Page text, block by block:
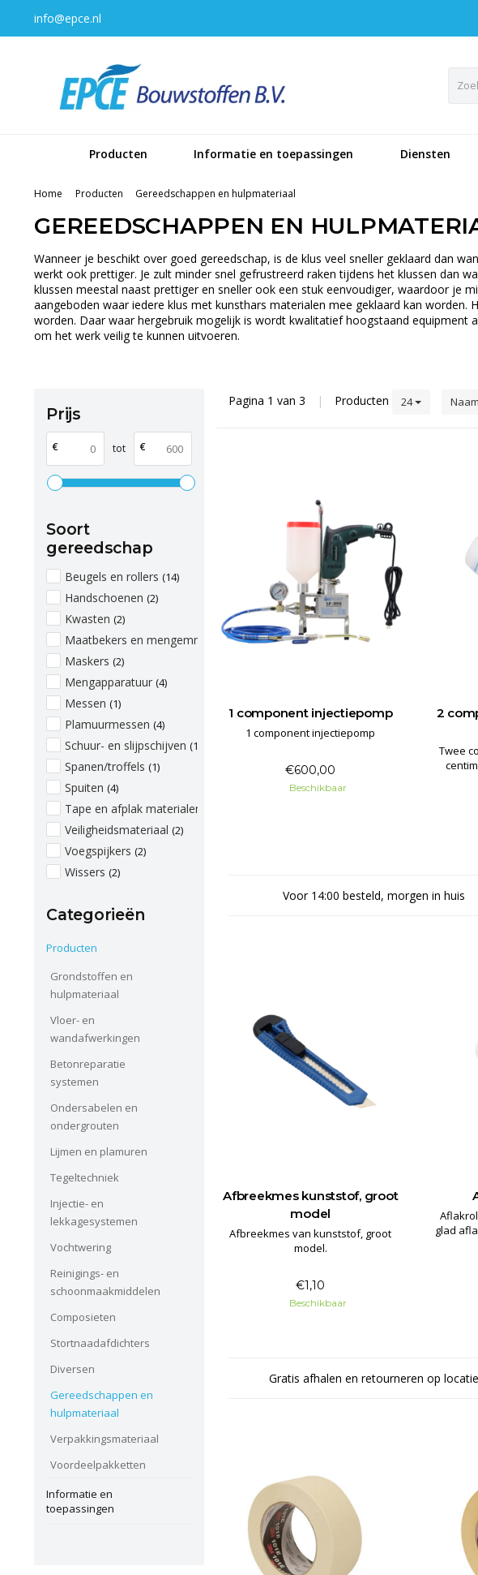
info@epce.nl
Producten Informatie en toepassingen Diensten
Home Producten Gereedschappen en hulpmateriaal
GEREEDSCHAPPEN EN
Wanneer je beschikt over goed gereedschap, is de klus veel sneller geklaard dan
werkt ook prettiger. Je zult minder snel gefrustreerd raken tijdens het klussen dan
klussen meestal naast prettiger en sneller ook een stuk eenvoudiger, waardoor je
aangeboden waar iedere klus met kunsthars materialen mee geklaard kan
worden. Daar waar hergebruik mogelijk is wordt kwalitatief hoogstaand equipment
om het werk veilig te kunnen uitvoeren.
Prijs
€ tot €
Soort
gereedschap
Beugels en rollers (14)
Handschoenen (2)
Kwasten (2)
Maatbekers en mengemmers (1)
Maskers (2)
Mengapparatuur (4)
Messen (1)
Plamuurmessen (4)
Schuur- en slijpschijven (1)
Spanen/troffels (1)
Spuiten (4)
Tape en afplak materialen
Veiligheidsmateriaal (2)
Voegspijkers (2)
Wissers (2)
Categorieën
Producten
Grondstoffen en
hulpmateriaal
Vloer- en
wandafwerkingen
Betonreparatie
systemen
Ondersabelen en
ondergrouten
Lijmen en plamuren
Tegeltechniek
Injectie- en
lekkagesystemen
Vochtwering
Reinigings- en
schoonmaakmiddelen
Composieten
Stortnaadafdichters
Diversen
Gereedschappen en
hulpmateriaal
Verpakkingsmateriaal
Voordeelpakketten
Informatie en
toepassingen
Pagina 1 van 3 | Producten 24
1 component injectiepomp
1 component injectiepomp
€600,00
Beschikbaar
2
Twee
centimeter.
Voor 14:00 besteld, morgen in huis
Afbreekmes kunststof, groot
model
Afbreekmes van kunststof, groot
model.
€1,10
Beschikbaar
glad
Gratis afhalen en retourneren op locatie